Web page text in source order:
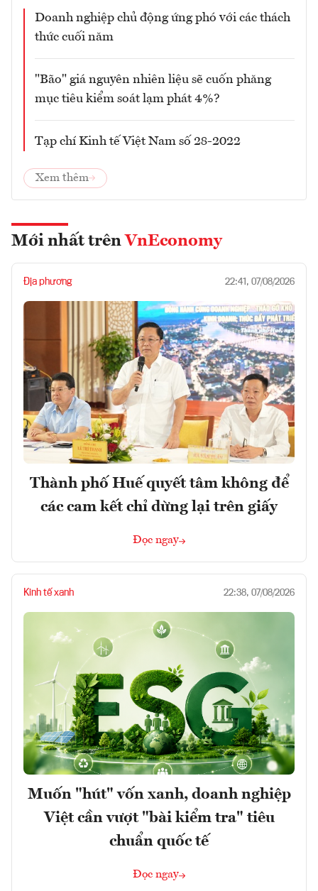
Doanh nghiệp chủ động ứng phó với các thách
thức cuối năm
"Bão" giá nguyên nhiên liệu sẽ cuốn phăng
mục tiêu kiểm soát lạm phát 4%?
Tạp chí Kinh tế Việt Nam số 28-2022
Xem thêm
Mới nhất trên VnEconomy
Địa phương 22:41, 07/08/2026
Thành phố Huế quyết tâm không để
các cam kết chỉ dừng lại trên giấy
Đọc ngay
Kinh tế xanh 22:38, 07/08/2026
Muốn "hút" vốn xanh, doanh nghiệp
Việt cần vượt "bài kiểm tra" tiêu
chuẩn quốc tế
Đọc ngay